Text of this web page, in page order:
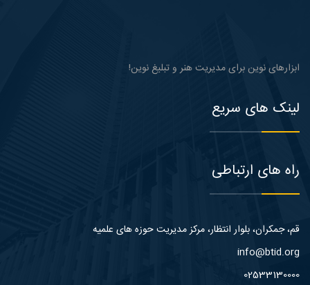
ابزارهای نوین برای مدیریت هنر و تبلیغ نوین!
لینک های سریع
راه های ارتباطی
قم، جمکران، بلوار انتظار، مرکز مدیریت حوزه های علمیه
info@btid.org
02533130000